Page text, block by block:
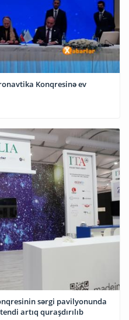
Konqresinə ev
sərgi pavilyonunda
artıq quraşdırılıb